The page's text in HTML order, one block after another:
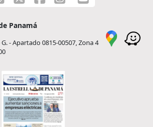
Panamá
- Apartado 0815-00507, Zona 4